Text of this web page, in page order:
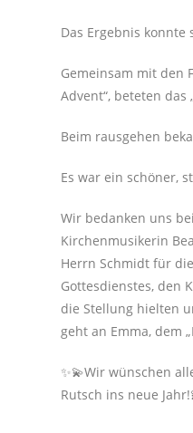
Das Ergebnis konnte
Gemeinsam mit den
Advent“, beteten das
Beim rausgehen
Es war ein schöner,
Wir bedanken uns
Kirchenmusikerin
Herrn Schmidt für
Gottesdienstes, den
die Stellung hielten
geht an Emma, dem
✨💫Wir wünschen
Rutsch ins neue